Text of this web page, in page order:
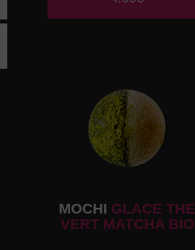
MOCHI GLACE THE
VERT MATCHA BIO